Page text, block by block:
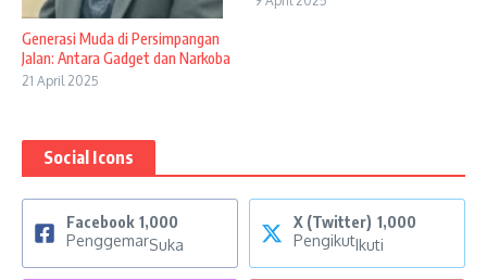
Generasi Muda di Persimpangan
Jalan: Antara Gadget dan Narkoba
21 April 2025
Social Icons
Facebook 1,000
PenggemarSuka
X (Twitter) 1,000
PengikutIkuti